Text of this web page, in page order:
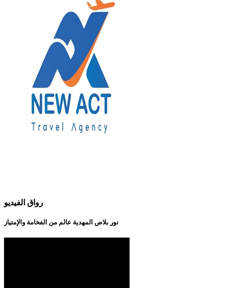
رواق الفيديو
نور بلاص المهدية عالم من الفخامة والإمتياز